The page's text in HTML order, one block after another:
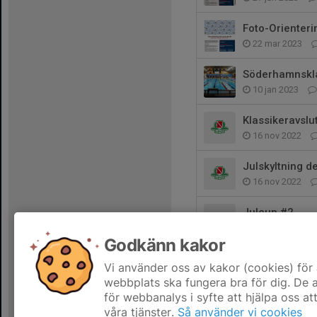
Foto-
22 mar 2023
10 jan 2023
16 nov 2022
Julskyltning
16 nov 2022
Julcup #2
19 okt 2022
Godkänn kakor
Vi använder oss av kakor (cookies)
webbplats ska fungera bra för dig. De
för webbanalys i syfte att hjälpa oss
våra tjänster. Så använder vi cookies